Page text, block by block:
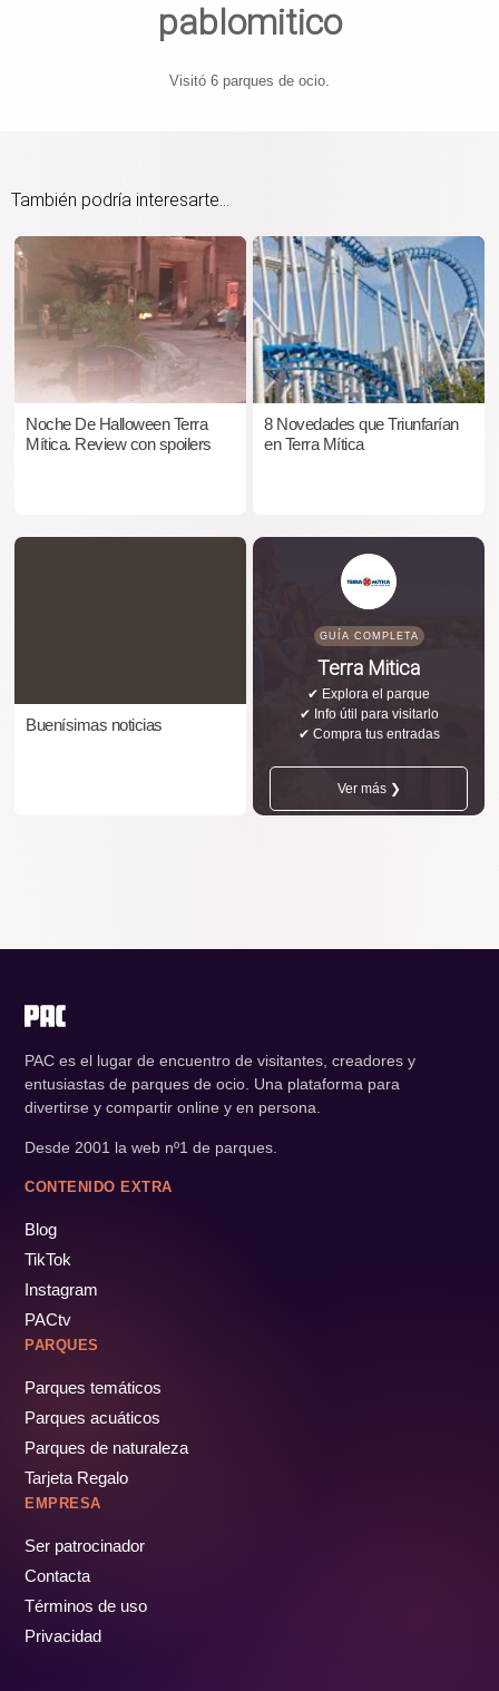
pablomitico
Visitó 6 parques de ocio.
También podría interesarte...
Noche De Halloween Terra
Mítica. Review con spoilers
8 Novedades que Triunfarían
en Terra Mítica
Buenísimas noticias
GUÍA COMPLETA
Terra Mitica
✔ Explora el parque
✔ Info útil para visitarlo
✔ Compra tus entradas
Ver más ❯
PAC es el lugar de encuentro de visitantes, creadores y
entusiastas de parques de ocio. Una plataforma para
divertirse y compartir online y en persona.
Desde 2001 la web nº1 de parques.
CONTENIDO EXTRA
Blog
TikTok
Instagram
PACtv
PARQUES
Parques temáticos
Parques acuáticos
Parques de naturaleza
Tarjeta Regalo
EMPRESA
Ser patrocinador
Contacta
Términos de uso
Privacidad